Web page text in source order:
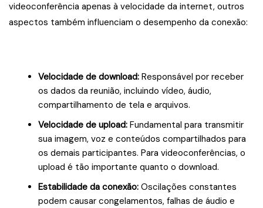
videoconferência apenas à velocidade da internet, outros
aspectos também influenciam o desempenho da conexão:
Velocidade de download: Responsável por receber
os dados da reunião, incluindo vídeo, áudio,
compartilhamento de tela e arquivos.
Velocidade de upload: Fundamental para transmitir
sua imagem, voz e conteúdos compartilhados para
os demais participantes. Para videoconferências, o
upload é tão importante quanto o download.
Estabilidade da conexão: Oscilações constantes
podem causar congelamentos, falhas de áudio e